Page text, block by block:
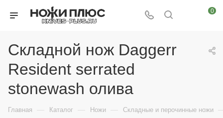
0
Складной нож Daggerr
Resident serrated
stonewash олива
Главная — Каталог — Ножи — Складные и перочинные ножи